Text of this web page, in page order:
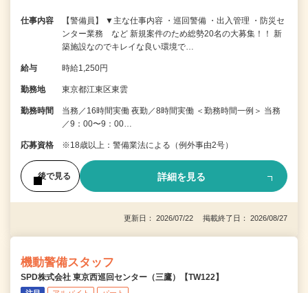
仕事内容
【警備員】 ▼主な仕事内容 ・巡回警備 ・出入管理 ・防災セ
ンター業務 など 新規案件のため総勢20名の大募集！！ 新
築施設なのでキレイな良い環境で…
給与 時給1,250円
勤務地 東京都江東区東雲
勤務時間
当務／16時間実働 夜勤／8時間実働 ＜勤務時間一例＞ 当務
／9：00〜9：00…
応募資格 ※18歳以上：警備業法による（例外事由2号）
後で見る 詳細を見る
更新日： 2026/07/22 掲載終了日： 2026/08/27
機動警備スタッフ
SPD株式会社 東京西巡回センター（三鷹）【TW122】